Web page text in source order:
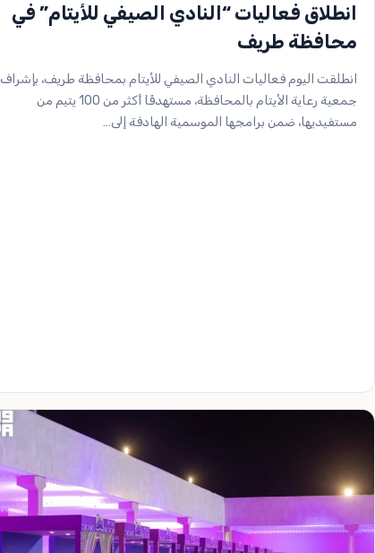
انطلاق فعاليات “النادي الصيفي للأيتام” في
محافظة طريف
انطلقت اليوم فعاليات النادي الصيفي للأيتام بمحافظة طريف، بإشراف
جمعية رعاية الأيتام بالمحافظة، مستهدفًا أكثر من 100 يتيم من
مستفيديها، ضمن برامجها الموسمية الهادفة إلى…